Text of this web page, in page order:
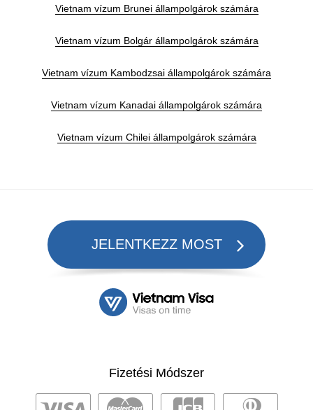
Vietnam vízum Brunei állampolgárok számára
Vietnam vízum Bolgár állampolgárok számára
Vietnam vízum Kambodzsai állampolgárok számára
Vietnam vízum Kanadai állampolgárok számára
Vietnam vízum Chilei állampolgárok számára
JELENTKEZZ MOST
Fizetési Módszer